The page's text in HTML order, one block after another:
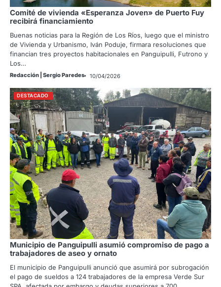
Comité de vivienda «Esperanza Joven» de Puerto Fuy
recibirá financiamiento
Buenas noticias para la Región de Los Ríos, luego que el ministro
de Vivienda y Urbanismo, Iván Poduje, firmara resoluciones que
financian tres proyectos habitacionales en Panguipulli, Futrono y
Los…
Redacción | Sergio Paredes 10/04/2026
DESTACADO
Municipio de Panguipulli asumió compromiso de pago a
trabajadores de aseo y ornato
El municipio de Panguipulli anunció que asumirá por subrogación
el pago de sueldos a 124 trabajadores de la empresa Verde Sur